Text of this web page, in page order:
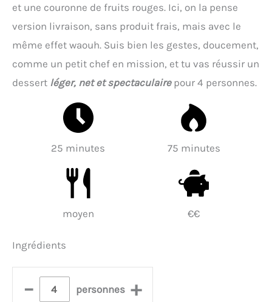
et une couronne de fruits rouges. Ici, on la pense
version livraison, sans produit frais, mais avec le
même effet waouh. Suis bien les gestes, doucement,
comme un petit chef en mission, et tu vas réussir un
dessert léger, net et spectaculairepour 4 personnes.
25 minutes 75 minutes
moyen €€
Ingrédients
– personnes +